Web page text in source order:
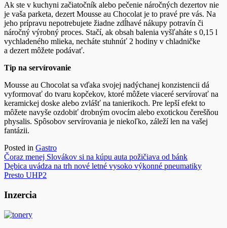
Ak ste v kuchyni začiatočník alebo pečenie náročných dezertov nie
je vaša parketa, dezert Mousse au Chocolat je to pravé pre vás. Na
jeho prípravu nepotrebujete žiadne zdĺhavé nákupy potravín či
náročný výrobný proces. Stačí, ak obsah balenia vyšľaháte s 0,15 l
vychladeného mlieka, necháte stuhnúť 2 hodiny v chladničke
a dezert môžete podávať.
Tip na servírovanie
Mousse au Chocolat sa vďaka svojej nadýchanej konzistencii dá
vyformovať do tvaru kopčekov, ktoré môžete viaceré servírovať na
keramickej doske alebo zvlášť na tanierikoch. Pre lepší efekt to
môžete navyše ozdobiť drobným ovocím alebo exotickou čerešňou
physalis. Spôsobov servírovania je niekoľko, záleží len na vašej
fantázii.
Posted in Gastro
Navigácia
v
Čoraz menej Slovákov si na kúpu auta požičiava od bánk
Dębica uvádza na trh nové letné vysoko výkonné pneumatiky
Presto UHP2
Inzercia